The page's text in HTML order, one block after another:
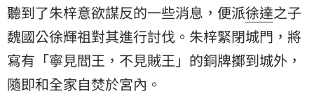
聽到了朱梓意欲謀反的一些消息，便派徐達之子
魏國公徐輝祖對其進行討伐。朱梓緊閉城門，將
寫有「寧見閻王，不見賊王」的銅牌擲到城外，
隨即和全家自焚於宮內。